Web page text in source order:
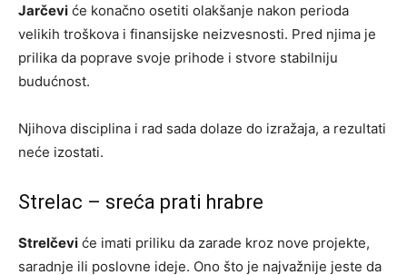
Jarčevi će konačno osetiti olakšanje nakon perioda
velikih troškova i finansijske neizvesnosti. Pred njima je
prilika da poprave svoje prihode i stvore stabilniju
budućnost.
Njihova disciplina i rad sada dolaze do izražaja, a rezultati
neće izostati.
Strelac – sreća prati hrabre
Strelčevi će imati priliku da zarade kroz nove projekte,
saradnje ili poslovne ideje. Ono što je najvažnije jeste da